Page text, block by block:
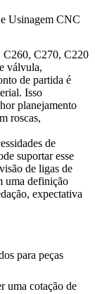
Usinagem CNC
C260, C270, C220
válvula,
de partida é
Isso
planejamento
roscas,
de
suportar esse
de ligas de
uma definição
expectativa
para peças
uma cotação de